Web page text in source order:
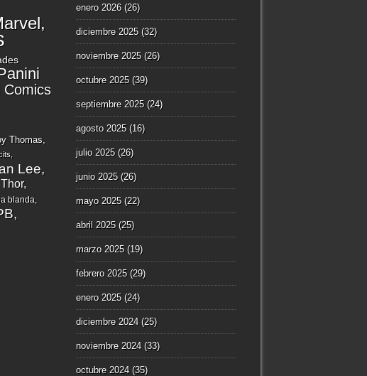
Comics
Thomas
Lee
Thor
blanda
enero 2026(26)
diciembre 2025(32)
noviembre 2025(26)
octubre 2025(39)
septiembre 2025(24)
agosto 2025(16)
julio 2025(26)
junio 2025(26)
mayo 2025(22)
abril 2025(25)
marzo 2025(19)
febrero 2025(29)
enero 2025(24)
diciembre 2024(25)
noviembre 2024(33)
octubre 2024(35)